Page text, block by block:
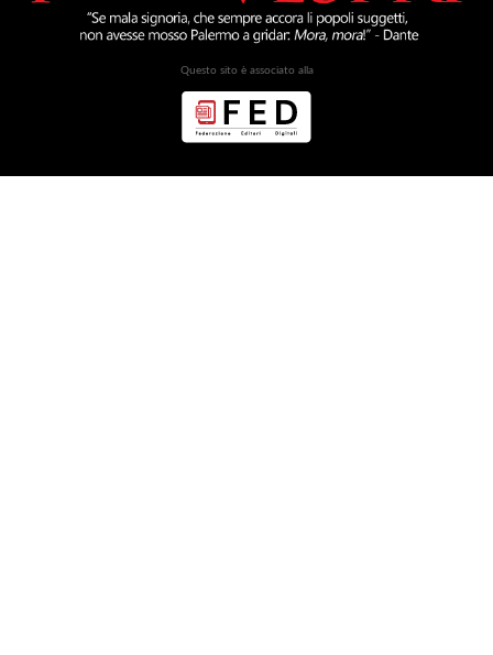
Questo sito è associato alla